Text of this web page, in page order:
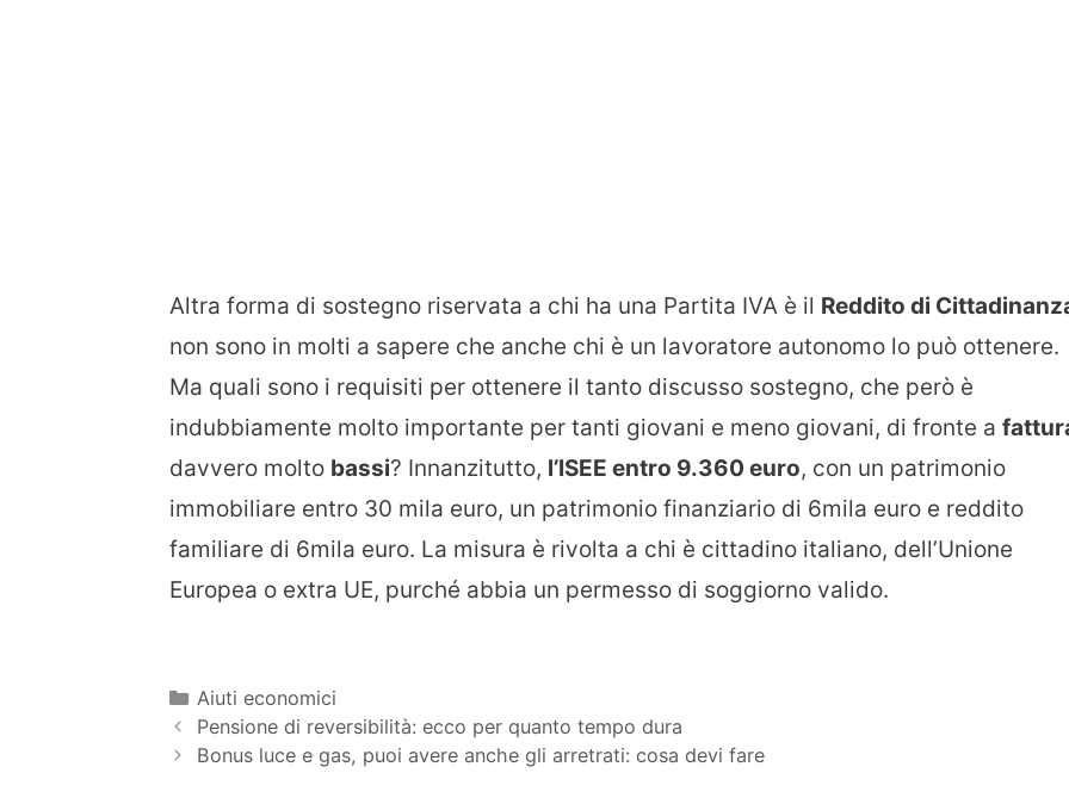
Altra forma di sostegno riservata a chi ha una Partita IVA è il Reddito di
non sono in molti a sapere che anche chi è un lavoratore autonomo lo può ottenere.
Ma quali sono i requisiti per ottenere il tanto discusso sostegno, che però è
indubbiamente molto importante per tanti giovani e meno giovani, di fronte a
davvero molto bassi? Innanzitutto, l’ISEE entro 9.360 euro, con un patrimonio
immobiliare entro 30 mila euro, un patrimonio finanziario di 6mila euro e reddito
familiare di 6mila euro. La misura è rivolta a chi è cittadino italiano, dell’Unione
Europea o extra UE, purché abbia un permesso di soggiorno valido.
Categorie
Aiuti economici
Pensione di reversibilità: ecco per quanto tempo dura
Bonus luce e gas, puoi avere anche gli arretrati: cosa devi fare